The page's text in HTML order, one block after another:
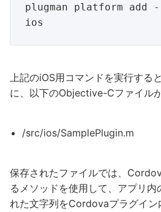
plugman platform add
上記のiOS用コマンドを実行する
に、以下のObjective-Cファイル
/src/ios/SamplePlugin.m
保存されたファイルでは、
るメソッドを使用して、アプリ
れた文字列をCordovaプラグイン